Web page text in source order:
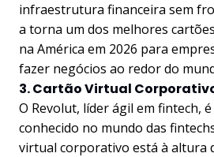
infraestrutura financeira sem
a torna um dos melhores
na América em 2026 para
fazer negócios ao redor do
3. Cartão Virtual
O Revolut, líder ágil em fintech,
conhecido no mundo das
virtual corporativo está à altura